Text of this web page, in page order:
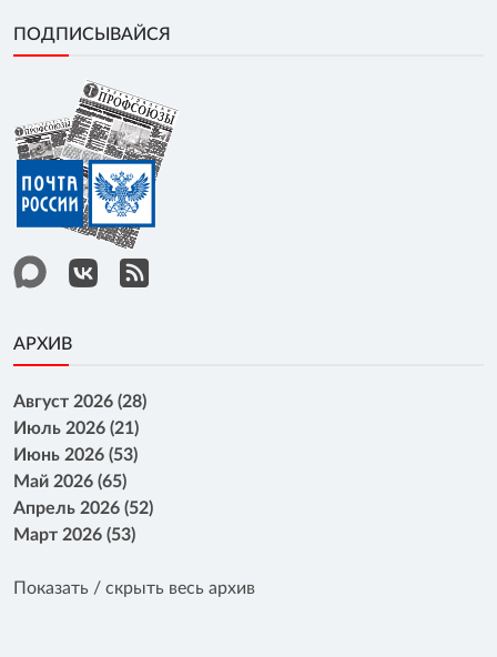
ПОДПИСЫВАЙСЯ
АРХИВ
Август 2026 (28)
Июль 2026 (21)
Июнь 2026 (53)
Май 2026 (65)
Апрель 2026 (52)
Март 2026 (53)
Показать / скрыть весь архив